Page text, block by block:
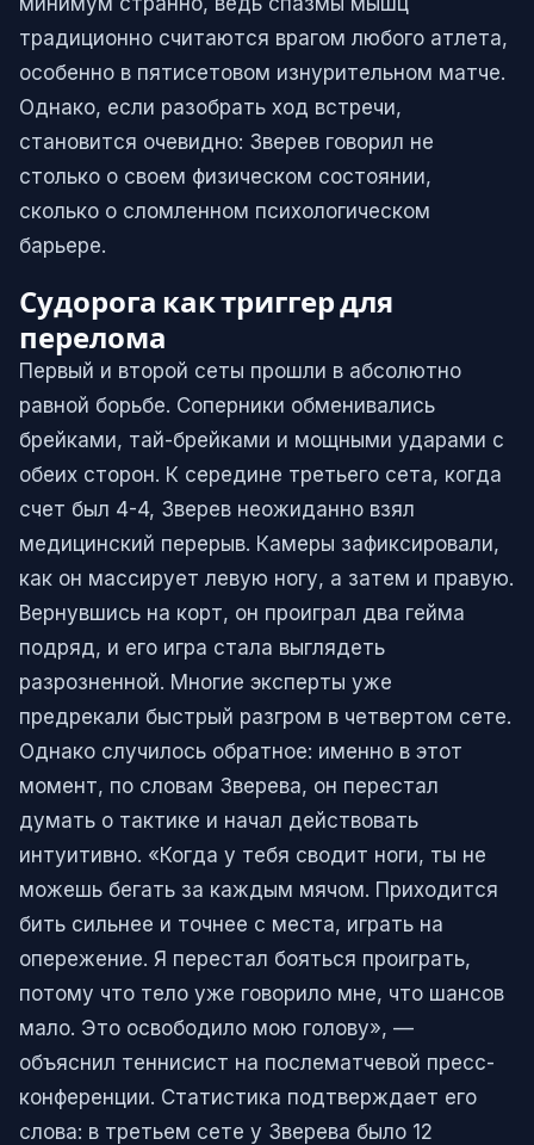
традиционно считаются врагом любого атлета,
особенно в пятисетовом изнурительном матче.
Однако, если разобрать ход встречи,
становится очевидно: Зверев говорил не
столько о своем физическом состоянии,
сколько о сломленном психологическом
барьере.
Судорога как триггер для
перелома
Первый и второй сеты прошли в абсолютно
равной борьбе. Соперники обменивались
брейками, тай-брейками и мощными ударами с
обеих сторон. К середине третьего сета, когда
счет был 4-4, Зверев неожиданно взял
медицинский перерыв. Камеры зафиксировали,
как он массирует левую ногу, а затем и правую.
Вернувшись на корт, он проиграл два гейма
подряд, и его игра стала выглядеть
разрозненной. Многие эксперты уже
предрекали быстрый разгром в четвертом сете.
Однако случилось обратное: именно в этот
момент, по словам Зверева, он перестал
думать о тактике и начал действовать
интуитивно. «Когда у тебя сводит ноги, ты не
можешь бегать за каждым мячом. Приходится
бить сильнее и точнее с места, играть на
опережение. Я перестал бояться проиграть,
потому что тело уже говорило мне, что шансов
мало. Это освободило мою голову», —
объяснил теннисист на послематчевой пресс-
конференции. Статистика подтверждает его
слова: в третьем сете у Зверева было 12